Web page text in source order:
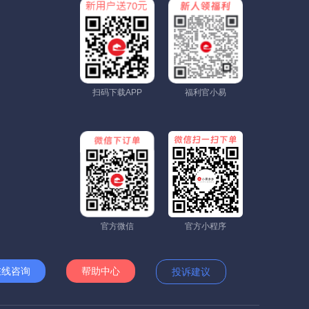
扫码下载APP 福利官小易
官方微信 官方小程序
咨询 帮助中心 投诉建议